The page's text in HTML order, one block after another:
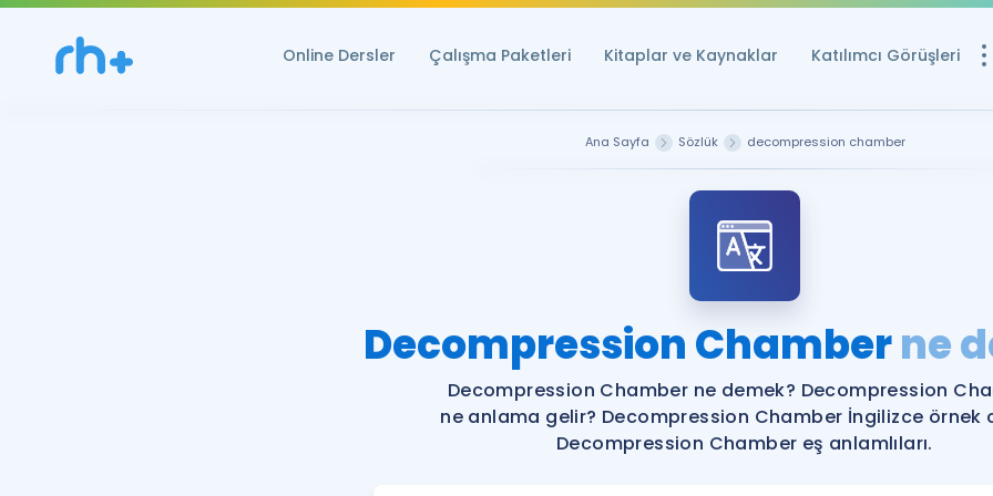
Online Dersler Çalışma Paketleri Kitaplar ve Kaynaklar Katılımcı Görüşleri
Ücretsiz
YDS ve YÖKDİL
YDS ve YÖKDİL
YDS ve YÖKDİL'e
ÖSYM Sınav
Ana Sayfa Sözlük decompression chamber
Decompression Chamberne
Decompression Chamber ne demek? Decompression
ne anlama gelir? Decompression Chamber İngilizce örnek
Decompression Chamber eş anlamlıları.